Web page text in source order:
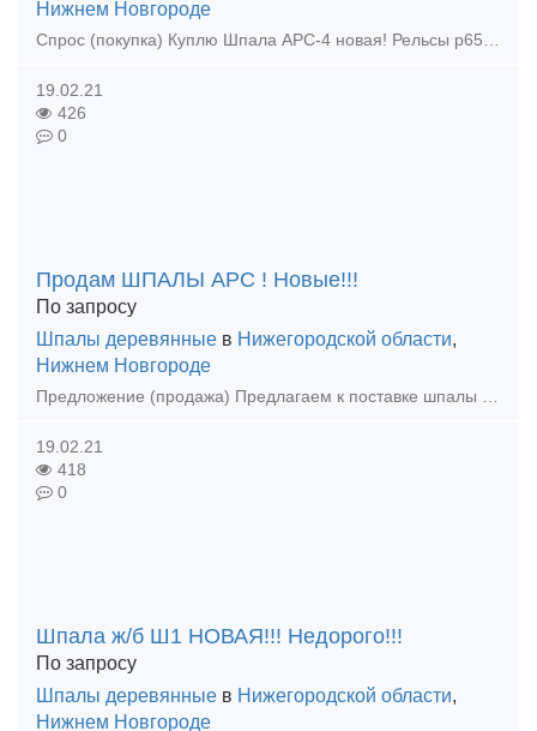
Нижнем Новгороде
19.02.21
426
0
Продам ШПАЛЫ АРС ! Новые!!!
По запросу
Шпалы деревянные в Нижегородской области,
Нижнем Новгороде
19.02.21
418
0
Шпала ж/б Ш1 НОВАЯ!!! Недорого!!!
По запросу
Шпалы деревянные в Нижегородской области,
Нижнем Новгороде